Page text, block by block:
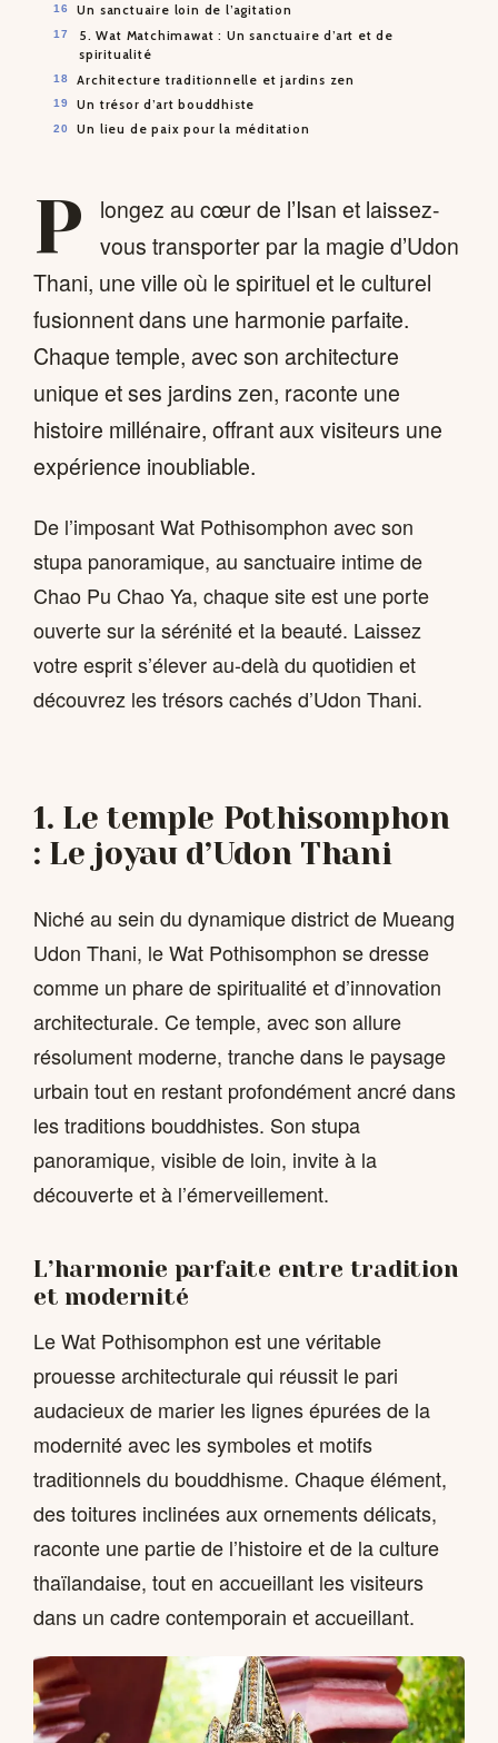
Un sanctuaire loin de l’agitation
5. Wat Matchimawat : Un sanctuaire d’art et de
spiritualité
Architecture traditionnelle et jardins zen
Un trésor d’art bouddhiste
Un lieu de paix pour la méditation
P
longez au cœur de l’Isan et laissez-
vous transporter par la magie d’Udon
Thani, une ville où le spirituel et le culturel
fusionnent dans une harmonie parfaite.
Chaque temple, avec son architecture
unique et ses jardins zen, raconte une
histoire millénaire, offrant aux visiteurs une
expérience inoubliable.
De l’imposant Wat Pothisomphon avec son
stupa panoramique, au sanctuaire intime de
Chao Pu Chao Ya, chaque site est une porte
ouverte sur la sérénité et la beauté. Laissez
votre esprit s’élever au-delà du quotidien et
découvrez les trésors cachés d’Udon Thani.
1. Le temple Pothisomphon
: Le joyau d’Udon Thani
Niché au sein du dynamique district de Mueang
Udon Thani, le Wat Pothisomphon se dresse
comme un phare de spiritualité et d’innovation
architecturale. Ce temple, avec son allure
résolument moderne, tranche dans le paysage
urbain tout en restant profondément ancré dans
les traditions bouddhistes. Son stupa
panoramique, visible de loin, invite à la
découverte et à l’émerveillement.
L’harmonie parfaite entre tradition
et modernité
Le Wat Pothisomphon est une véritable
prouesse architecturale qui réussit le pari
audacieux de marier les lignes épurées de la
modernité avec les symboles et motifs
traditionnels du bouddhisme. Chaque élément,
des toitures inclinées aux ornements délicats,
raconte une partie de l’histoire et de la culture
thaïlandaise, tout en accueillant les visiteurs
dans un cadre contemporain et accueillant.